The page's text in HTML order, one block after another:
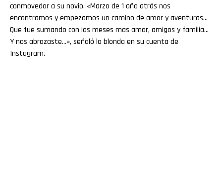
conmovedor a su novio. «Marzo de 1 año atrás nos
encontramos y empezamos un camino de amor y aventuras…
Que fue sumando con los meses mas amor, amigos y familia…
Y nos abrazaste…», señaló la blonda en su cuenta de
Instagram.